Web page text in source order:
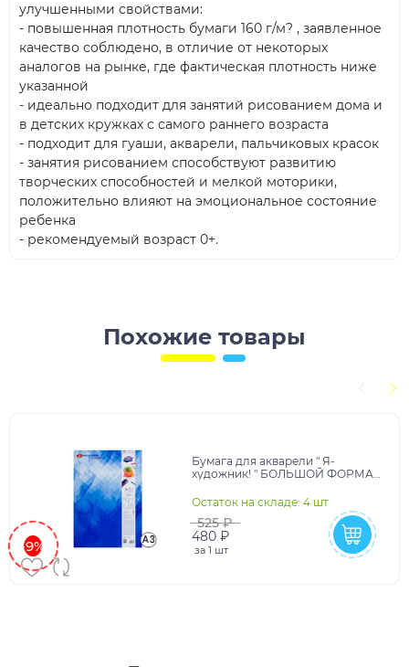
улучшенными свойствами:
- повышенная плотность бумаги 160 г/м? , заявленное
качество соблюдено, в отличие от некоторых
аналогов на рынке, где фактическая плотность ниже
указанной
- идеально подходит для занятий рисованием дома и
в детских кружках с самого раннего возраста
- подходит для гуаши, акварели, пальчиковых красок
- занятия рисованием способствуют развитию
творческих способностей и мелкой моторики,
положительно влияют на эмоциональное состояние
ребенка
- рекомендуемый возраст 0+.
Похожие товары
-9%
Бумага для акварели " Я-
художник! " БОЛЬШОЙ ФОРМАТ
плотность - 200г/м2
Остаток на складе: 4 шт
525 ₽
480 ₽
за 1 шт